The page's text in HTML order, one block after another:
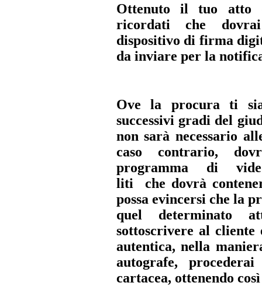
Ottenuto il tuo atto
ricordati che
dispositivo di firma
da inviare per la
Ove la procura ti
successivi gradi del
non sarà necessario
caso contrario,
programma di
liti che dovrà
possa evincersi che la
quel determinato
sottoscrivere al
autentica, nella
autografe,
cartacea, ottenendo